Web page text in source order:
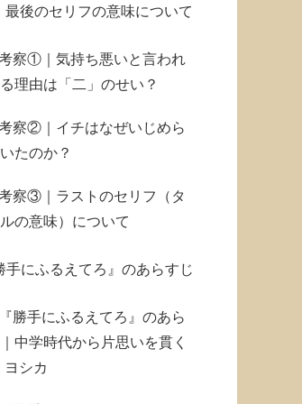
最後のセリフの意味について
察①｜気持ち悪いと言われ
理由は「二」のせい？
察②｜イチはなぜいじめら
たのか？
察③｜ラストのセリフ（タ
の意味）について
手にふるえてろ』のあらすじ
『勝手にふるえてろ』のあら
中学時代から片思いを貫く
ヨシカ